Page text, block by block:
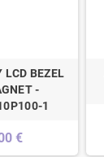
LCD BEZEL
-
1
€